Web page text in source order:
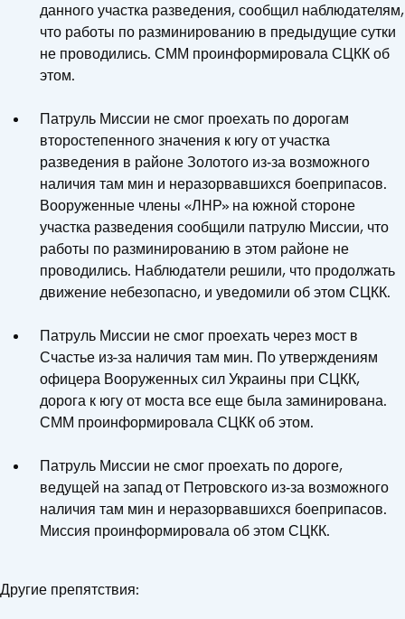
данного участка разведения, сообщил наблюдателям,
что работы по разминированию в предыдущие сутки
не проводились. СММ проинформировала СЦКК об
этом.
Патруль Миссии не смог проехать по дорогам
второстепенного значения к югу от участка
разведения в районе Золотого из‑за возможного
наличия там мин и неразорвавшихся боеприпасов.
Вооруженные члены «ЛНР» на южной стороне
участка разведения сообщили патрулю Миссии, что
работы по разминированию в этом районе не
проводились. Наблюдатели решили, что продолжать
движение небезопасно, и уведомили об этом СЦКК.
Патруль Миссии не смог проехать через мост в
Счастье из-за наличия там мин. По утверждениям
офицера Вооруженных сил Украины при СЦКК,
дорога к югу от моста все еще была заминирована.
СММ проинформировала СЦКК об этом.
Патруль Миссии не смог проехать по дороге,
ведущей на запад от Петровского из‑за возможного
наличия там мин и неразорвавшихся боеприпасов.
Миссия проинформировала об этом СЦКК.
Другие препятствия: